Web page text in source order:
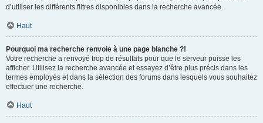
d’utiliser les différents filtres disponibles dans la recherche avancée.
Haut
Pourquoi ma recherche renvoie à une page blanche ?!
Votre recherche a renvoyé trop de résultats pour que le serveur puisse les
afficher. Utilisez la recherche avancée et essayez d’être plus précis dans les
termes employés et dans la sélection des forums dans lesquels vous souhaitez
effectuer une recherche.
Haut